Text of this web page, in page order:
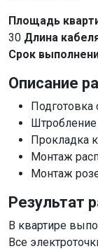
Площадь
30 Длина
Срок
Описание
Штробление
Прокладка
Монтаж
Монтаж
Результат
В квартире
Все